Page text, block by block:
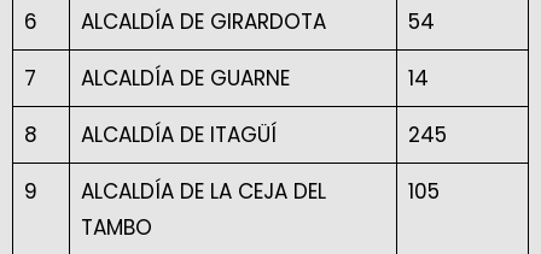
6
ALCALDÍA DE GIRARDOTA
54
7
ALCALDÍA DE GUARNE
14
8
ALCALDÍA DE ITAGÜÍ
245
9
ALCALDÍA DE LA CEJA DEL
TAMBO
105